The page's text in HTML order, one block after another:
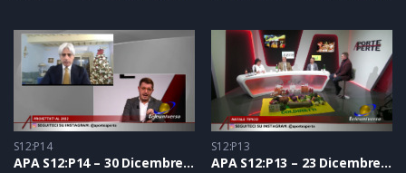
S12:P14
APA S12:P14 – 30 Dicembre 2021
S12:P13
APA S12:P13 – 23 Dicembre 2021